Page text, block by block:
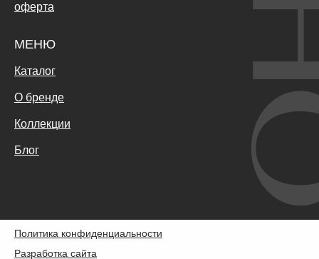
оферта
МЕНЮ
Каталог
О бренде
Коллекции
Блог
Политика конфиденциальности
Разработка сайта